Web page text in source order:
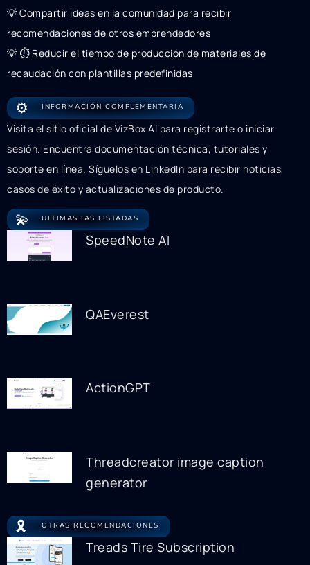
💡 Compartir ideas en la comunidad para recibir
recomendaciones de otros emprendedores
💡 ⏱️ Reducir el tiempo de producción de materiales de
recaudación con plantillas predefinidas
⚙️ INFORMACIÓN COMPLEMENTARIA
Visita el sitio oficial de VizBox AI para registrarte o iniciar
sesión. Encuentra documentación técnica, tutoriales y
soporte en línea. Síguelos en LinkedIn para recibir noticias,
casos de éxito y actualizaciones de producto.
💫 ULTIMAS IAS LISTADAS
SpeedNote AI
QAEverest
ActionGPT
Threadcreator image caption
generator
🎗️ OTRAS RECOMENDACIONES
Treads Tire Subscription